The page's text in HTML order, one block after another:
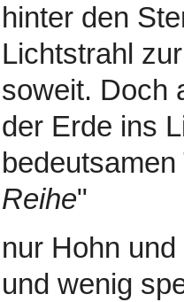
hinter den
Lichtstrahl
soweit. Doch
der Erde ins
Reihe"
nur Hohn
und wenig